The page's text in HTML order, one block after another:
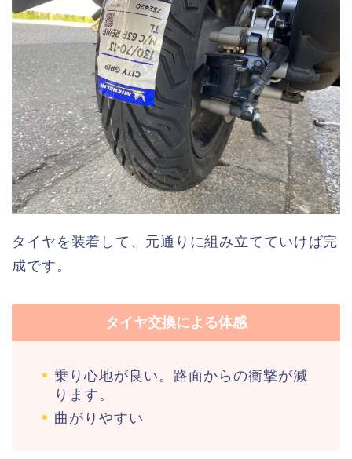
タイヤを装着して、元通りに組み立てていけば完
成です。
タイヤ交換による体感
乗り心地が良い。路面からの衝撃が減
ります。
曲がりやすい